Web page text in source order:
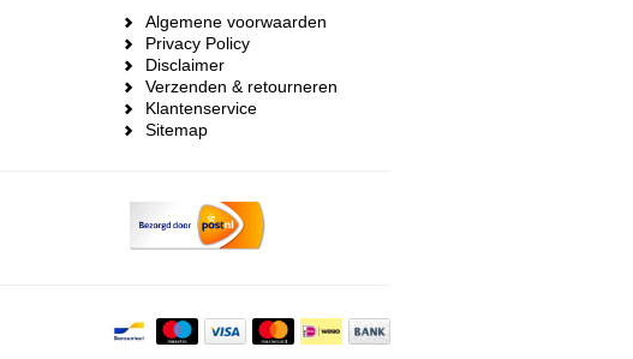
Algemene voorwaarden
Privacy Policy
Disclaimer
Verzenden & retourneren
Klantenservice
Sitemap